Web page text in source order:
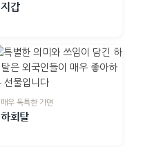
지갑
매우 독특한 가면
하회탈